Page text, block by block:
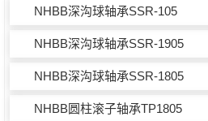
NHBB深沟球轴承SSR-105
NHBB深沟球轴承SSR-1905
NHBB深沟球轴承SSR-1805
NHBB圆柱滚子轴承TP1805